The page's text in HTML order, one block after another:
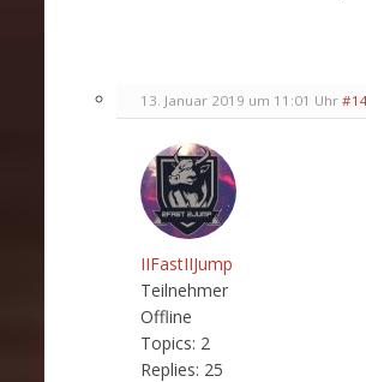
13. Januar 2019 um 11:01 Uhr
IIFastIIJump
Teilnehmer
Offline
Topics: 2
Replies: 25